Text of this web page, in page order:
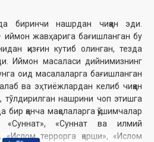
биринчи нашрдан чиққан эди.
жавҳарига бағишланган бу
қизғин кутиб олинган, тезда
Иймон масаласи дийнимизнинг
оид масалаларга бағишланган
ва эҳтиёжлардан келиб чиққан
тўлдирилган нашрини чоп этишга
бир қанча мақолаларга қўшимчалар
«Суннат», «Суннат ва илмий
террорга қарши», «Ислом